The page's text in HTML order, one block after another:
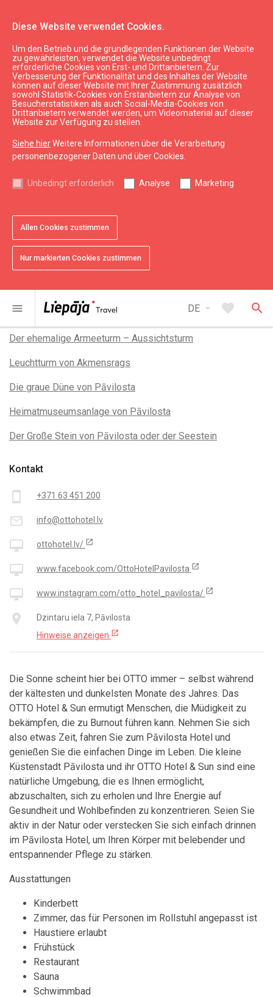
Diese Website verwendet Cookies.
Um den Betrieb und die grundlegenden Funktionen der Website
zu gewährleisten, verwendet die Website unbedingt
erforderliche Cookies von Erst- und Drittanbietern. Zur
Verbesserung der Funktionalität und des Inhaltes der Website
können auf dieser Website mit Ihrer Zustimmung zusätzlich
sowohl Statistik-Cookies von Erstanbietern zur Analyse von
Besucherstatistiken als auch Social-Media-Cookies von
Drittanbietern verwendet werden, um Videomaterial auf dieser
Website zur Verfügung zu stellen.
Siehe hierWeitere Informationen über die Verarbeitung
personenbezogener Daten und über Cookies.
Unbedingt erforderlich Analyse Marketing
Allen Cookies zustimmen
Nur markierten Cookies zustimmen
menu DE arrow_drop_down favorite search
Planen Unterkunft
Hotel "OTTO Hotel & Sun"
chevron_left
1 von 7
2 von 7
3 von 7
4 von 7
5 von 7
6 von 7
7 von 7
Kontakt
smartphone +371 63 451 200
mail_outline info@ottohotel.lv
desktop_mac ottohotel.lv/ open_in_new
desktop_mac www.facebook.com/OttoHotelPavilosta open_in_new
desktop_mac www.instagram.com/otto_hotel_pavilosta/ open_in_new
place
Dzintaru iela 7, Pāvilosta
Hinweise anzeigen open_in_new
Die Sonne scheint hier bei OTTO immer – selbst während
der kältesten und dunkelsten Monate des Jahres. Das
OTTO Hotel & Sun ermutigt Menschen, die Müdigkeit zu
bekämpfen, die zu Burnout führen kann. Nehmen Sie sich
also etwas Zeit, fahren Sie zum Pāvilosta Hotel und
genießen Sie die einfachen Dinge im Leben. Die kleine
Küstenstadt Pāvilosta und ihr OTTO Hotel & Sun sind eine
natürliche Umgebung, die es Ihnen ermöglicht,
abzuschalten, sich zu erholen und Ihre Energie auf
Gesundheit und Wohlbefinden zu konzentrieren. Seien Sie
aktiv in der Natur oder verstecken Sie sich einfach drinnen
im Pāvilosta Hotel, um Ihren Körper mit belebender und
entspannender Pflege zu stärken.
Ausstattungen
Kinderbett
Zimmer, das für Personen im Rollstuhl angepasst ist
Haustiere erlaubt
Frühstück
Restaurant
Sauna
Schwimmbad
In der Nähe
Der ehemalige Armeeturm – Aussichtsturm
Leuchtturm von Akmensrags
Die graue Düne von Pāvilosta
Heimatmuseumsanlage von Pāvilosta
Der Große Stein von Pāvilosta oder der Seestein